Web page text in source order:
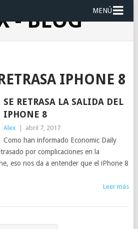
- BLOG MENÚ
IPHONE 8
SE RETRASA LA SALIDA DEL
IPHONE 8
Alex abril 7, 2017
Como han informado Economic Daily
por complicaciones en la
eso nos da a entender que el iPhone 8
Leer más